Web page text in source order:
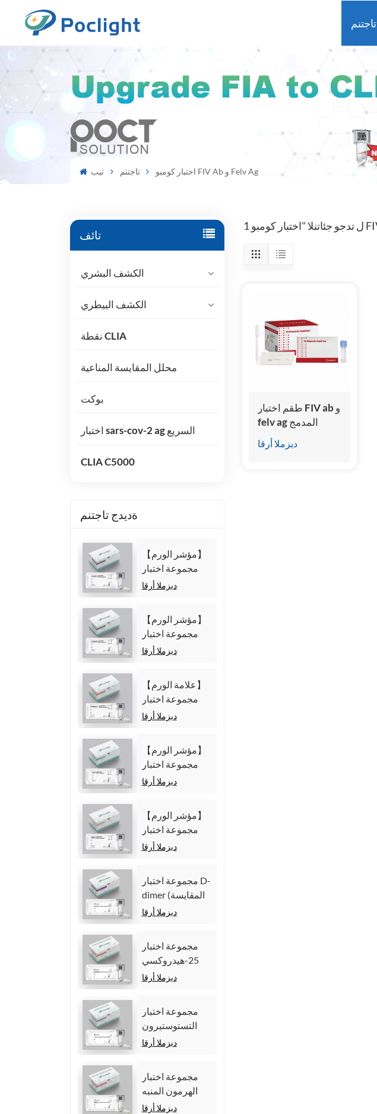
تاجتنم
تيب تاجتنم اختبار كومبو FIV Ab و Felv Ag
تائف
الكشف البشري
الكشف البيطري
نقطة CLIA
محلل المقايسة المناعية
بوكت
اختبار sars-cov-2 ag السريع
CLIA C5000
ةديدج تاجتنم
【مؤشر الورم】
مجموعة اختبار
مستضد
الكيميائية الضوئية
ديزملا أرقا
【مؤشر الورم】
مجموعة اختبار
مستضد
الكيميائية الضوئية
ديزملا أرقا
【علامة الورم】
مجموعة اختبار
Cytokeratin19
الكيميائية الضوئية
ديزملا أرقا
【مؤشر الورم】
مجموعة اختبار
ألفا فيتوبروتين
الضوئية
المتجانسة)
ديزملا أرقا
【مؤشر الورم】
مجموعة اختبار
مستضد السرطان
الكيميائية الضوئية
المتجانسة)
ديزملا أرقا
مجموعة اختبار D-
dimer (المقايسة
المناعية للتألق
ديزملا أرقا
مجموعة اختبار
25-هيدروكسي
فيتامين د (مقايسة
ديزملا أرقا
مجموعة اختبار
التستوستيرون
(المقايسة المناعية
ديزملا أرقا
مجموعة اختبار
الهرمون المنبه
للجريب (FSH).ديزملا أرقا
طقم اختبار FIV ab و
felv ag المدمج
ديزملا أرقا